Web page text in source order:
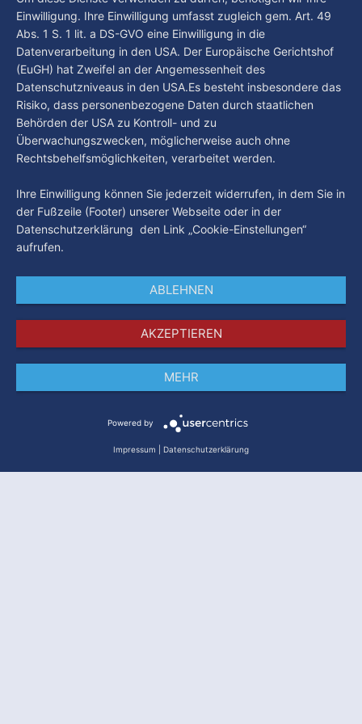
Datenschutz
Einwilligung. Ihre Einwilligung umfasst zugleich gem. Art. 49
Abs. 1 S. 1 lit. a DS-GVO eine Einwilligung in die
Datenverarbeitung in den USA. Der Europäische Gerichtshof
(EuGH) hat Zweifel an der Angemessenheit des
Datenschutzniveaus in den USA.Es besteht insbesondere das
Risiko, dass personenbezogene Daten durch staatlichen
Behörden der USA zu Kontroll- und zu
Überwachungszwecken, möglicherweise auch ohne
Rechtsbehelfsmöglichkeiten, verarbeitet werden.
Ihre Einwilligung können Sie jederzeit widerrufen, in dem Sie in
der Fußzeile (Footer) unserer Webseite oder in der
Datenschutzerklärung den Link „Cookie-Einstellungen“
aufrufen.
ABLEHNEN
AKZEPTIEREN
MEHR
Powered by
Impressum Datenschutzerklärung